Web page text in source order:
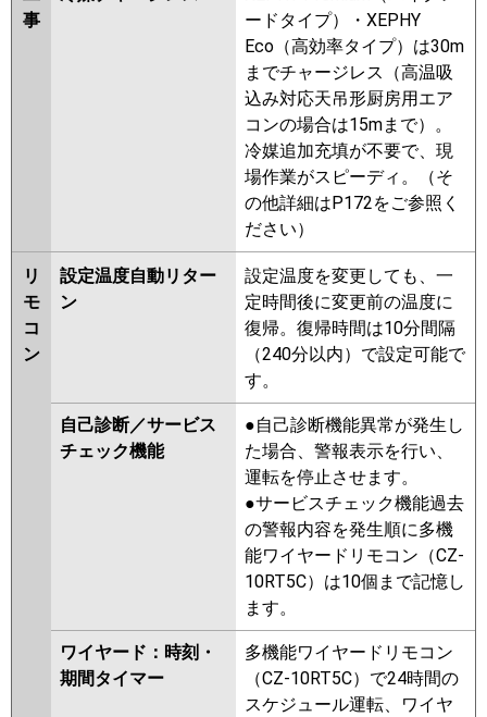
事
ードタイプ）・XEPHY
Eco（高効率タイプ）は30m
までチャージレス（高温吸
込み対応天吊形厨房用エア
コンの場合は15mまで）。
冷媒追加充填が不要で、現
場作業がスピーディ。（そ
の他詳細はP172をご参照く
ださい）
リ
モ
コ
ン
設定温度自動リター
ン
設定温度を変更しても、一
定時間後に変更前の温度に
復帰。復帰時間は10分間隔
（240分以内）で設定可能で
す。
自己診断／サービス
チェック機能
●自己診断機能異常が発生し
た場合、警報表示を行い、
運転を停止させます。
●サービスチェック機能過去
の警報内容を発生順に多機
能ワイヤードリモコン（CZ-
10RT5C）は10個まで記憶し
ます。
ワイヤード：時刻・
期間タイマー
多機能ワイヤードリモコン
（CZ-10RT5C）で24時間の
スケジュール運転、ワイヤ